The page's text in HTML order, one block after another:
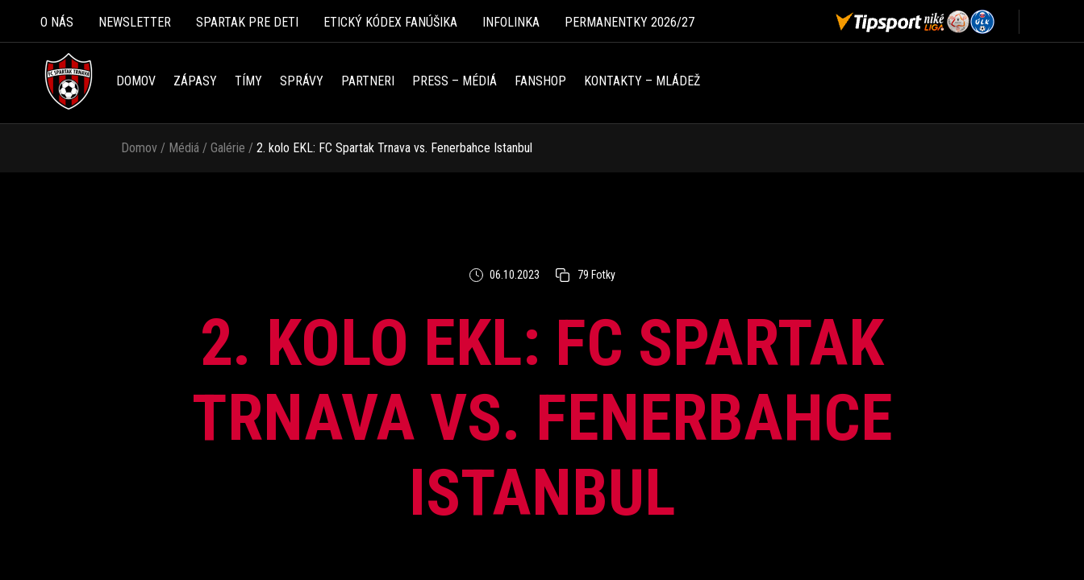
O NÁS NEWSLETTER SPARTAK PRE DETI ETICKÝ KÓDEX FANÚŠIKA INFOLINKA PERMANENTKY 2026/27
DOMOV ZÁPASY TÍMY SPRÁVY PARTNERI PRESS – MÉDIÁ FANSHOP KONTAKTY – MLÁDEŽ
Domov / Médiá / Galérie / 2. kolo EKL: FC Spartak Trnava vs. Fenerbahce Istanbul
06.10.2023 79 Fotky
2. KOLO EKL: FC SPARTAK
TRNAVA VS. FENERBAHCE
ISTANBUL